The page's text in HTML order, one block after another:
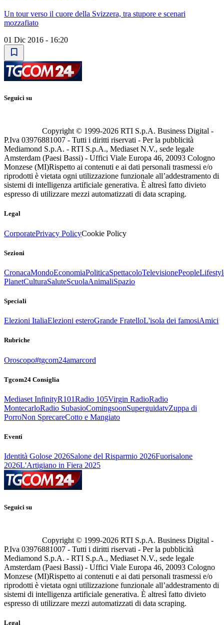
Un tour verso il cuore della Svizzera, tra stupore e scenari
mozzafiato
01 Dic 2016 - 16:20
Seguici su
Copyright © 1999-2026 RTI S.p.A. Business Digital -
P.Iva 03976881007 - Tutti i diritti riservati - Per la pubblicità
Mediamond S.p.A. - RTI S.p.A., Mediaset N.V., sede legale
Amsterdam (Paesi Bassi) - Uffici Viale Europa 46, 20093 Cologno
Monzese (MI)Rispetto ai contenuti e ai dati personali trasmessi e/o
riprodotti è vietata ogni utilizzazione funzionale all’addestramento di
sistemi di intelligenza artificiale generativa. È altresì fatto divieto
espresso di utilizzare mezzi automatizzati di data scraping.
Legal
CorporatePrivacy PolicyCookie Policy
Sezioni
CronacaMondoEconomiaPoliticaSpettacoloTelevisionePeople
PlanetCulturaSaluteScuolaAnimaliSpazio
Speciali
Elezioni ItaliaElezioni esteroGrande FratelloL'isola dei famosiAmici
Rubriche
Oroscopo#tgcom24amarcord
Tgcom24 Consiglia
Mediaset InfinityR101Radio 105Virgin RadioRadio
MontecarloRadio SubasioComingsoonSuperguidatvZuppa di
PorroNon SprecareCotto e Mangiato
Eventi
Identità Golose 2026Salone del Risparmio 2026Fuorisalone
2026L'Artigiano in Fiera 2025
Seguici su
Copyright © 1999-2026 RTI S.p.A. Business Digital -
P.Iva 03976881007 - Tutti i diritti riservati - Per la pubblicità
Mediamond S.p.A. - RTI S.p.A., Mediaset N.V., sede legale
Amsterdam (Paesi Bassi) - Uffici Viale Europa 46, 20093 Cologno
Monzese (MI)Rispetto ai contenuti e ai dati personali trasmessi e/o
riprodotti è vietata ogni utilizzazione funzionale all’addestramento di
sistemi di intelligenza artificiale generativa. È altresì fatto divieto
espresso di utilizzare mezzi automatizzati di data scraping.
Legal